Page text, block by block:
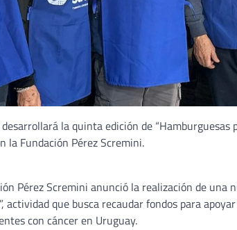
la quinta edición de “Hamburguesas
la Fundación Pérez Scremini.
Pérez Scremini anunció la realización de una
actividad que busca recaudar fondos para
con cáncer en Uruguay.